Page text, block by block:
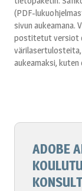
(PDF-
sivun
postitetut versiot
aukeamaksi,
ADOBE